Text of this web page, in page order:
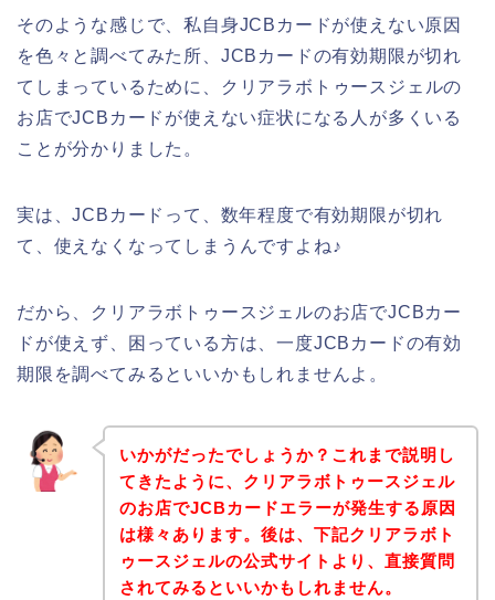
そのような感じで、私自身JCBカードが使えない原因
を色々と調べてみた所、JCBカードの有効期限が切れ
てしまっているために、クリアラボトゥースジェルの
お店でJCBカードが使えない症状になる人が多くいる
ことが分かりました。
実は、JCBカードって、数年程度で有効期限が切れ
て、使えなくなってしまうんですよね♪
だから、クリアラボトゥースジェルのお店でJCBカー
ドが使えず、困っている方は、一度JCBカードの有効
期限を調べてみるといいかもしれませんよ。
いかがだったでしょうか？これまで説明し
てきたように、クリアラボトゥースジェル
のお店でJCBカードエラーが発生する原因
は様々あります。後は、下記クリアラボト
ゥースジェルの公式サイトより、直接質問
されてみるといいかもしれません。